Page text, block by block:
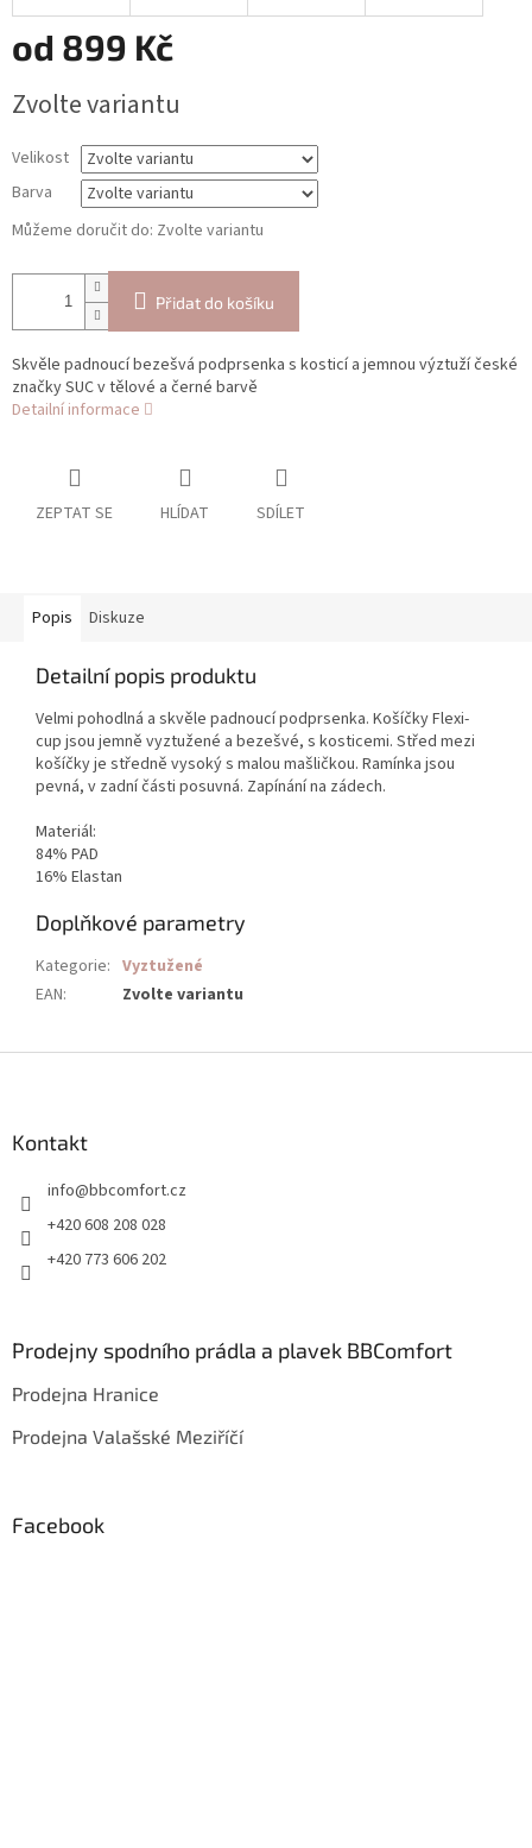
od 899 Kč
cena:
Zvolte variantu
Velikost
Barva
Můžeme doručit do: Zvolte variantu
Přidat do košíku
Skvěle padnoucí bezešvá podprsenka s kosticí a jemnou výztuží české
značky SUC v tělové a černé barvě
Detailní informace
ZEPTAT SE HLÍDAT SDÍLET
Popis Diskuze
Detailní popis produktu
Velmi pohodlná a skvěle padnoucí podprsenka. Košíčky Flexi-
cup jsou jemně vyztužené a bezešvé, s kosticemi. Střed mezi
košíčky je středně vysoký s malou mašličkou. Ramínka jsou
pevná, v zadní části posuvná. Zapínání na zádech.
Materiál:
84% PAD
16% Elastan
Doplňkové parametry
Kategorie: Vyztužené
EAN: Zvolte variantu
Kontakt
info@bbcomfort.cz
+420 608 208 028
+420 773 606 202
Prodejny spodního prádla a plavek BBComfort
Prodejna Hranice
Prodejna Valašské Meziříčí
Facebook